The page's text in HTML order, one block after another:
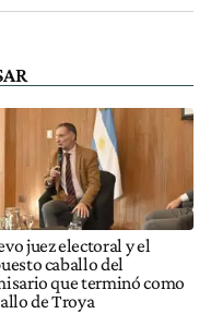
juez electoral y el
caballo del
que terminó como
de Troya